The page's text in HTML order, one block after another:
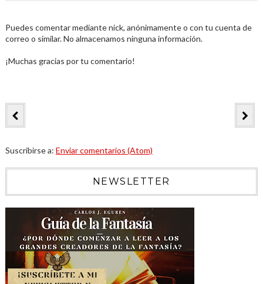
Puedes comentar mediante nick, anónimamente o con tu cuenta de
correo o similar. No almacenamos ninguna información.
¡Muchas gracias por tu comentario!
Suscribirse a: Enviar comentarios (Atom)
NEWSLETTER